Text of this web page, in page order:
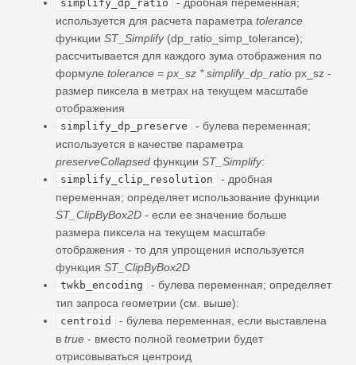
simplify_dp_ratio
используется для расчета параметра tolerance
функции ST_Simplify(dp_ratio_simp_tolerance);
расcчитывается для каждого зума отображения по
формуле tolerance = px_sz * simplify_dp_ratio px_sz -
размер пиксела в метрах на текущем масштабе
отображения
simplify_dp_preserve
- булева переменная;
используется в качестве параметра
preserveCollapsed функции ST_Simplify:
simplify_clip_resolution
- дробная
переменная; определяет использование функции
ST_ClipByBox2D - если ее значение больше
размера пиксела на текущем масштабе
отображения - то для упрощения используется
функция ST_ClipByBox2D
twkb_encoding
- булева переменная; определяет
тип запроса геометрии (см. выше):
centroid
- булева переменная, если выставлена
в true - вместо полной геометрии будет
отрисовываться центроид